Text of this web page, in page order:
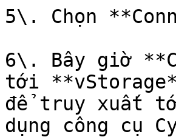
5\. Chọn
6\. Bây giờ
tới
để truy xuất
dụng công cụ